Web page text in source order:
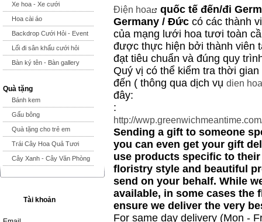
Xe hoa - Xe cưới
Hoa cài áo
Backdrop Cưới Hỏi - Event
Lối đi sân khấu cưới hỏi
Bàn ký tên - Bàn gallery
Quà tặng
Bánh kem
Gấu bông
Quà tặng cho trẻ em
Trái Cây Hoa Quả Tươi
Cây Xanh - Cây Văn Phòng
Tài khoản
Điện hoa quốc tế đến/đi
Germany / Đức có các thành
của mạng lưới hoa tươi toàn
được thực hiện bởi thành viên
đạt tiêu chuẩn và đúng quy
Quý vị có thể kiểm tra thời
đến ( thông qua dịch vụ dien
đây:
:
http://
Sending a gift to someone
you can even get your gift
use products specific to
floristry style and beautiful
send on your behalf. While
available, in some cases the
ensure we deliver the very
For same day delivery (Mon -